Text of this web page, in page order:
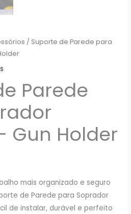
/ Suporte de Parede para
Parede
Gun Holder
mais organizado e seguro
de Parede para Soprador
de instalar, durável e perfeito